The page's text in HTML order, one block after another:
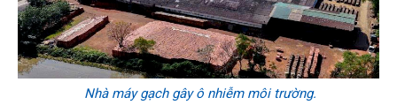
Nhà máy gạch gây ô nhiễm môi trường.